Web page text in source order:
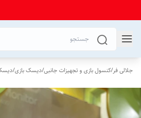
جلالی فر/کنسول بازی و تجهیزات جانبی/دیسک بازی/